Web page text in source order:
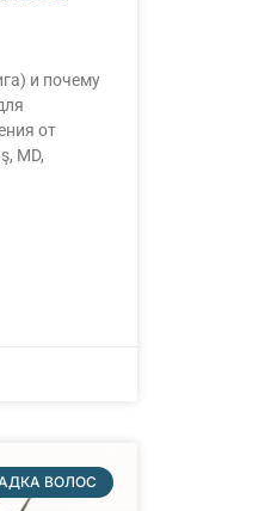
и почему
от
MD,
ВОЛОС